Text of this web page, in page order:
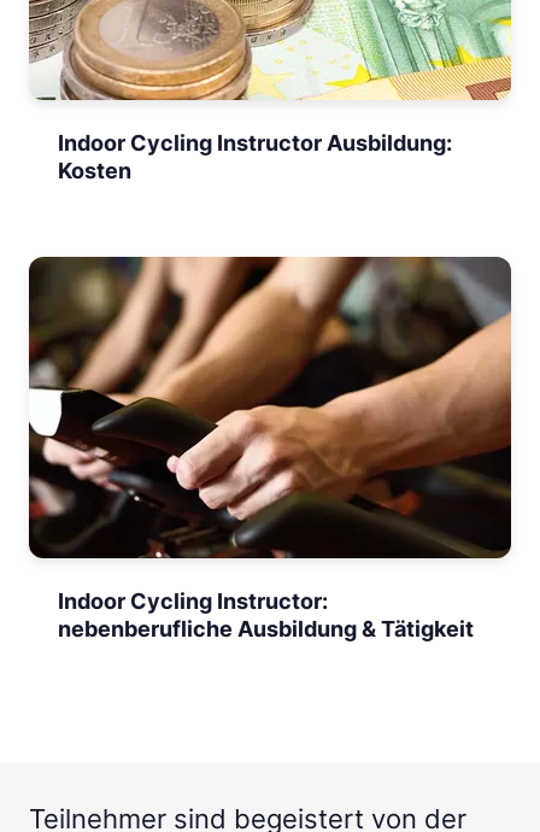
Indoor Cycling Instructor Ausbildung:
Kosten
Indoor Cycling Instructor:
nebenberufliche Ausbildung & Tätigkeit
Teilnehmer sind begeistert von der